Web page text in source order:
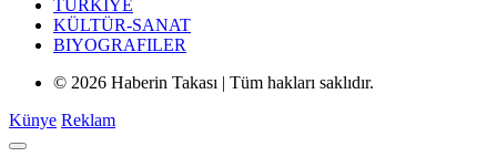
TÜRKIYE
KÜLTÜR-SANAT
BIYOGRAFILER
© 2026 Haberin Takası | Tüm hakları saklıdır.
Künye Reklam